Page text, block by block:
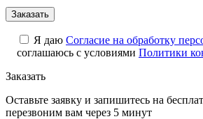
Я даю Cогласие на обработку
соглашаюсь с условиями Политики
Заказать
Оставьте заявку и запишитесь на
перезвоним вам через 5 минут